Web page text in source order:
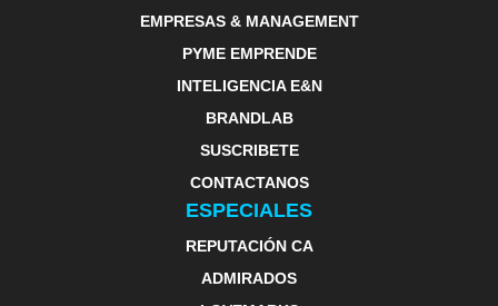
EMPRESAS & MANAGEMENT
PYME EMPRENDE
INTELIGENCIA E&N
BRANDLAB
SUSCRIBETE
CONTACTANOS
ESPECIALES
REPUTACIÓN CA
ADMIRADOS